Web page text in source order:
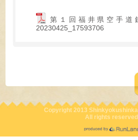
第１回福井県空手道
20230425_17593706
Copyright 2013
All rights